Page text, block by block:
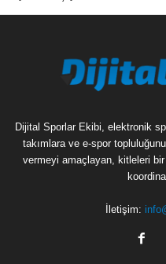
Dijital Sporlar Ekibi, elektronik
takımlara ve e-spor
vermeyi amaçlayan, kitleleri
İletişim: